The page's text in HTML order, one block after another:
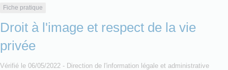
Fiche pratique
Droit à l'image et respect de la vie
privée
Vérifié le 06/05/2022 - Direction de l'information légale et administrative